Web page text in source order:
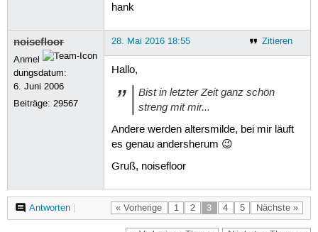
hank
noisefloor
Anmel
dungsdatum:
6. Juni 2006
Beiträge:29567
Zitieren
28. Mai 2016 18:55
Hallo,
Bist in letzter Zeit ganz schön
streng mit mir...
Andere werden altersmilde, bei mir läuft
es genau andersherum 😉
Gruß, noisefloor
« Vorherige 1 2 3 4 5 Nächste »
Antworten|